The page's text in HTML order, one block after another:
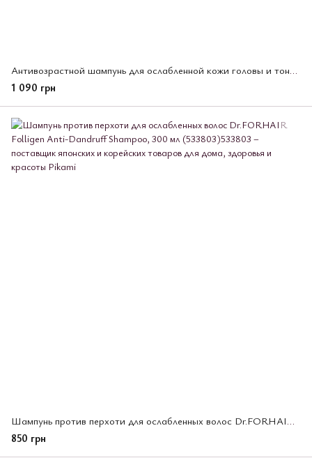
Антивозрастной шампунь для ослабленной кожи головы и тонких волос Dr.FORHAIR Shampo, 500 мл (502960)
1 090 грн
Шампунь против перхоти для ослабленных волос Dr.FORHAIR Folligen Anti-Dandruff Shampoo, 300 мл (533803)
850 грн